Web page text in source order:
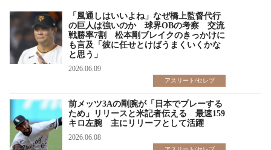
「風通しはいいよね」なぜ橋上監督代行
の巨人は強いのか 球界OBの考察 交流
戦勝率7割 松本剛ブレイクのきっかけに
も言及「彼に任せとけばうまくいくかな
と思う」
2026.06.09
アスリート/セレブ
前メッツ3Aの剛腕が「日本でプレーする
ため」リリースと米記者伝える 最速159
キロ左腕 主にリリーフとして活躍
2026.06.08